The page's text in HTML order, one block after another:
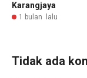
Karangjaya
1 bulan lalu
Tidak ada